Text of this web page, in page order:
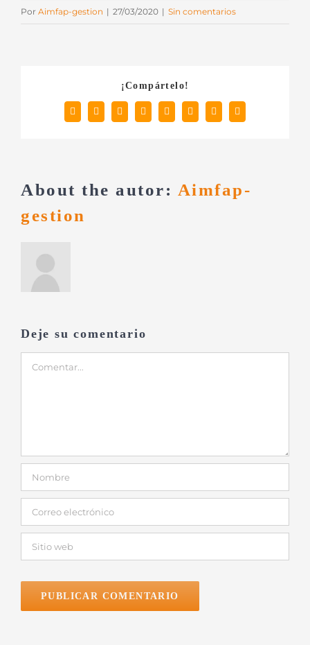
Por Aimfap-gestion | 27/03/2020 | Sin comentarios
¡Compártelo!
Facebook
X RedditLinkedInTumblrPinterest
Vk
Correo
electrónico
About the autor: Aimfap-
gestion
Deje su comentario
Comentar